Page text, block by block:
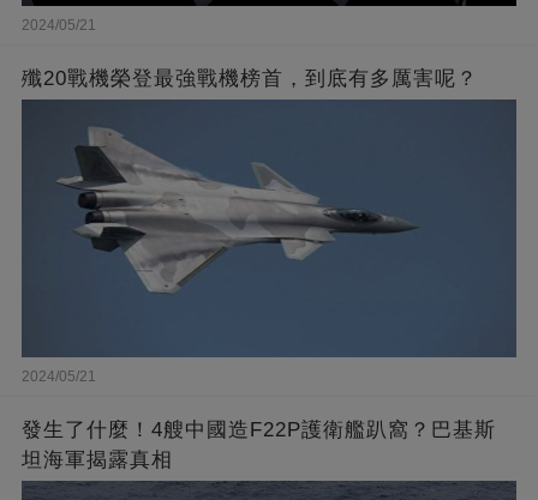
2024/05/21
殲20戰機榮登最強戰機榜首，到底有多厲害呢？
2024/05/21
發生了什麼！4艘中國造F22P護衛艦趴窩？巴基斯
坦海軍揭露真相